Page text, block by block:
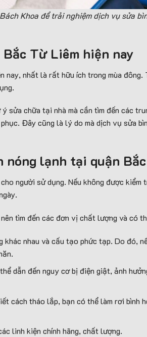
Khoa để trải nghiệm dịch vụ sửa
Từ Liêm hiện nay
nhất là rất hữu ích trong mùa đông.
sửa chữa tại nhà mà cần tìm đến các
Đây cũng là lý do mà dịch vụ sửa
lạnh tại quận
người sử dụng. Nếu không được kiểm
tìm đến các đơn vị chất lượng và có
khác nhau và cấu tạo phức tạp. Do đó,
dẫn đến nguy cơ bị điện giật, ảnh
cách tháo lắp, bạn có thể làm rơi bình
linh kiện chính hãng, chất lượng.